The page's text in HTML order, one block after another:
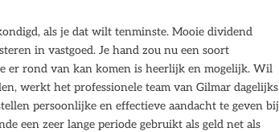
als je dat wilt tenminste. Mooie dividend
in vastgoed. Je hand zou nu een soort
er rond van kan komen is heerlijk en mogelijk. Wil
werkt het professionele team van Gilmar dagelijks
persoonlijke en effectieve aandacht te geven bij
een zeer lange periode gebruikt als geld net als